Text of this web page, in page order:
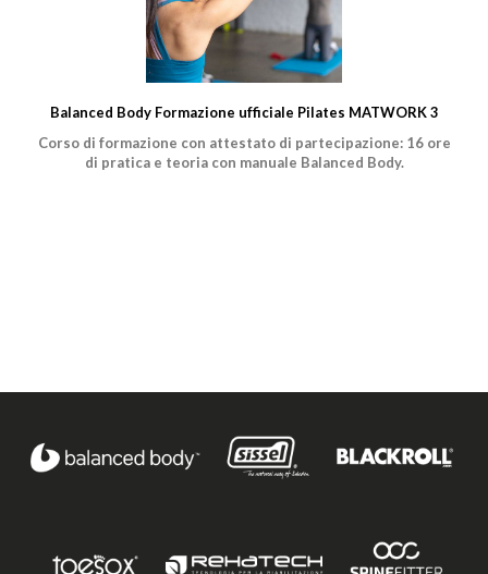
Balanced Body Formazione ufficiale Pilates MATWORK 3
Corso di formazione con attestato di partecipazione: 16 ore
di pratica e teoria con manuale Balanced Body.